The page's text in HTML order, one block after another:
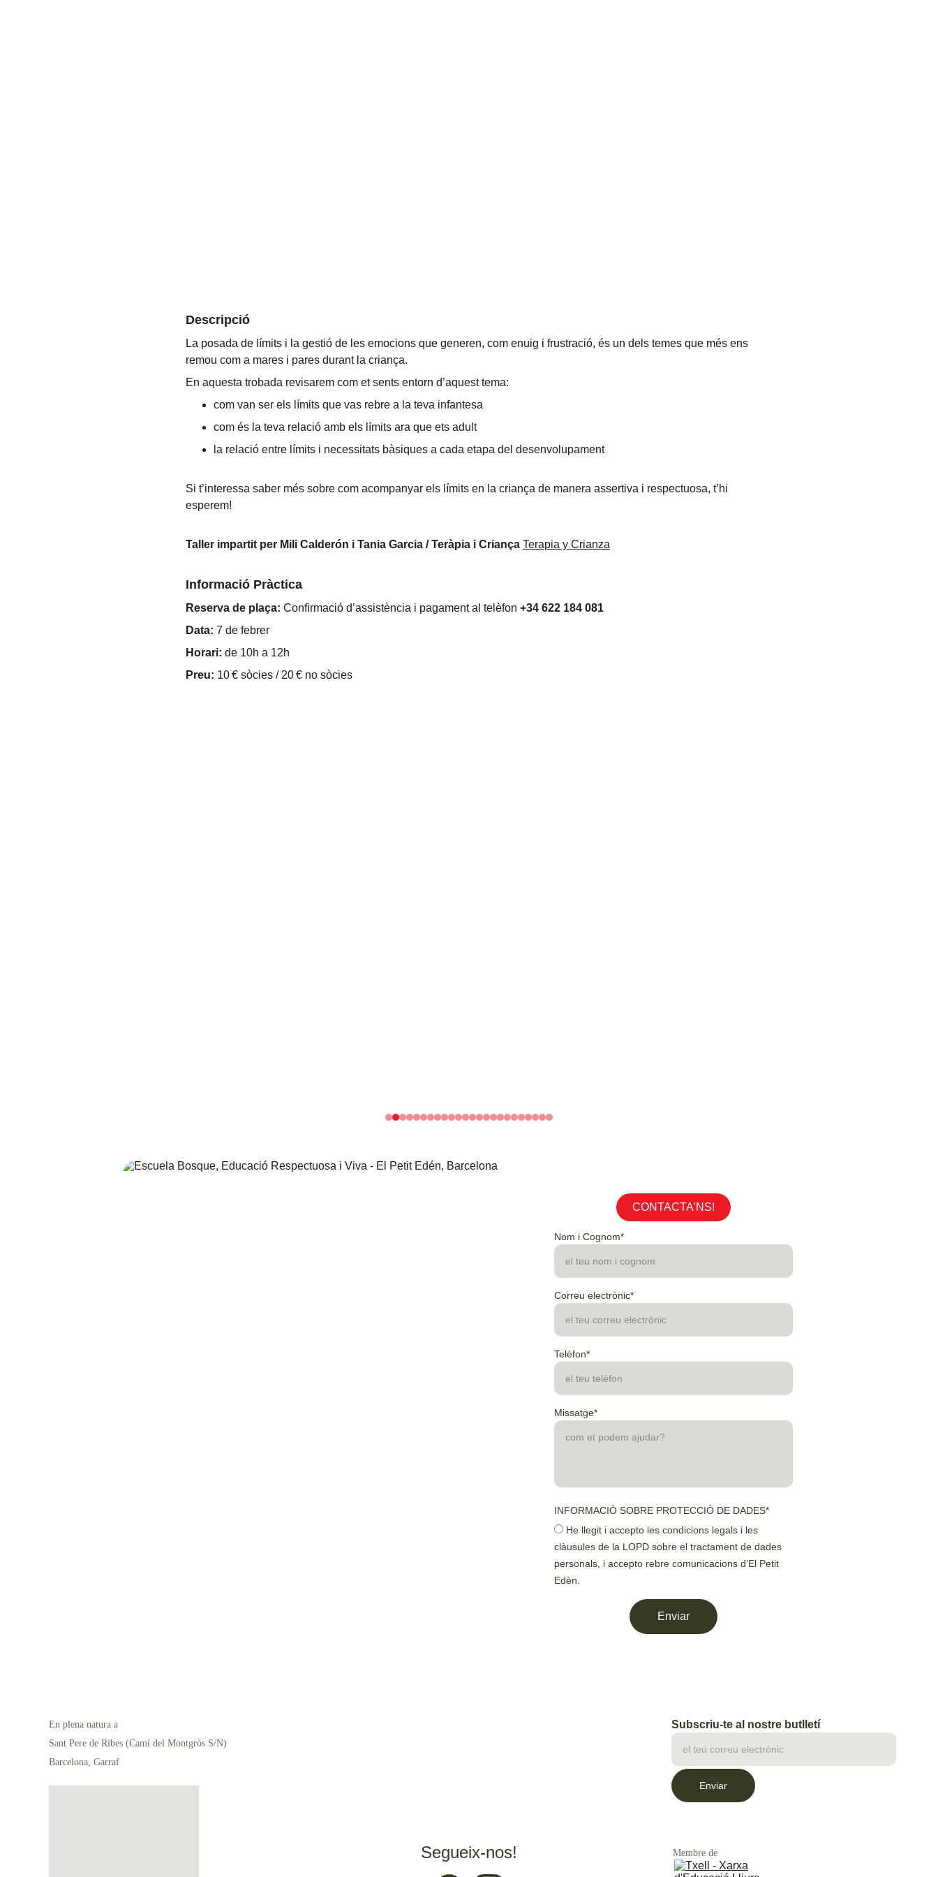
Descripció
La posada de límits i la gestió de les emocions que generen, com enuig i frustració, és un dels temes que més ens
remou com a mares i pares durant la criança.
En aquesta trobada revisarem com et sents entorn d’aquest tema:
com van ser els límits que vas rebre a la teva infantesa
com és la teva relació amb els límits ara que ets adult
la relació entre límits i necessitats bàsiques a cada etapa del desenvolupament
Si t’interessa saber més sobre com acompanyar els límits en la criança de manera assertiva i respectuosa, t’hi
esperem!
Taller impartit per Mili Calderón i Tania Garcia / Teràpia i Criança Terapia y Crianza
Informació Pràctica
Reserva de plaça: Confirmació d’assistència i pagament al telèfon +34 622 184 081
Data: 7 de febrer
Horari: de 10h a 12h
Preu: 10 € sòcies / 20 € no sòcies
Nom i Cognom*
Correu electrònic*
Telèfon*
Missatge*
INFORMACIÓ SOBRE PROTECCIÓ DE DADES*
He llegit i accepto les condicions legals i les
clàusules de la LOPD sobre el tractament de dades
personals, i accepto rebre comunicacions d’El Petit
Edèn.
Enviar
CONTACTA’NS!
Segueix-nos!
En plena natura a
Sant Pere de Ribes (Camí del Montgrós S/N)
Barcelona, Garraf
Enviar
Subscriu-te al nostre butlletí
Membre de